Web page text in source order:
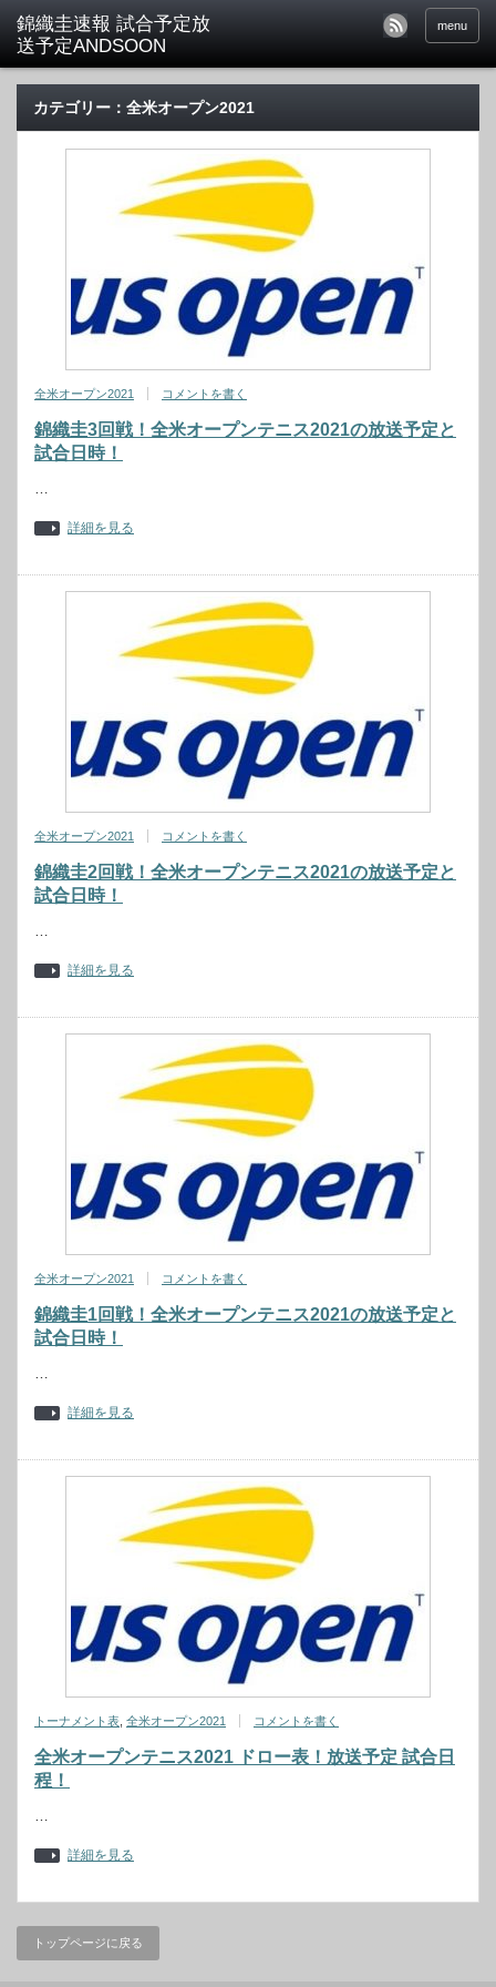
menu
カテゴリー：全米オープン2021
全米オープン2021 コメントを書く
錦織圭3回戦！全米オープンテニス2021の放送予定と
試合日時！
…
詳細を見る
全米オープン2021 コメントを書く
錦織圭2回戦！全米オープンテニス2021の放送予定と
試合日時！
…
詳細を見る
全米オープン2021 コメントを書く
錦織圭1回戦！全米オープンテニス2021の放送予定と
試合日時！
…
詳細を見る
トーナメント表 全米オープン2021 コメントを書く
全米オープンテニス2021 ドロー表！放送予定 試合日
程！
…
詳細を見る
トップページに戻る